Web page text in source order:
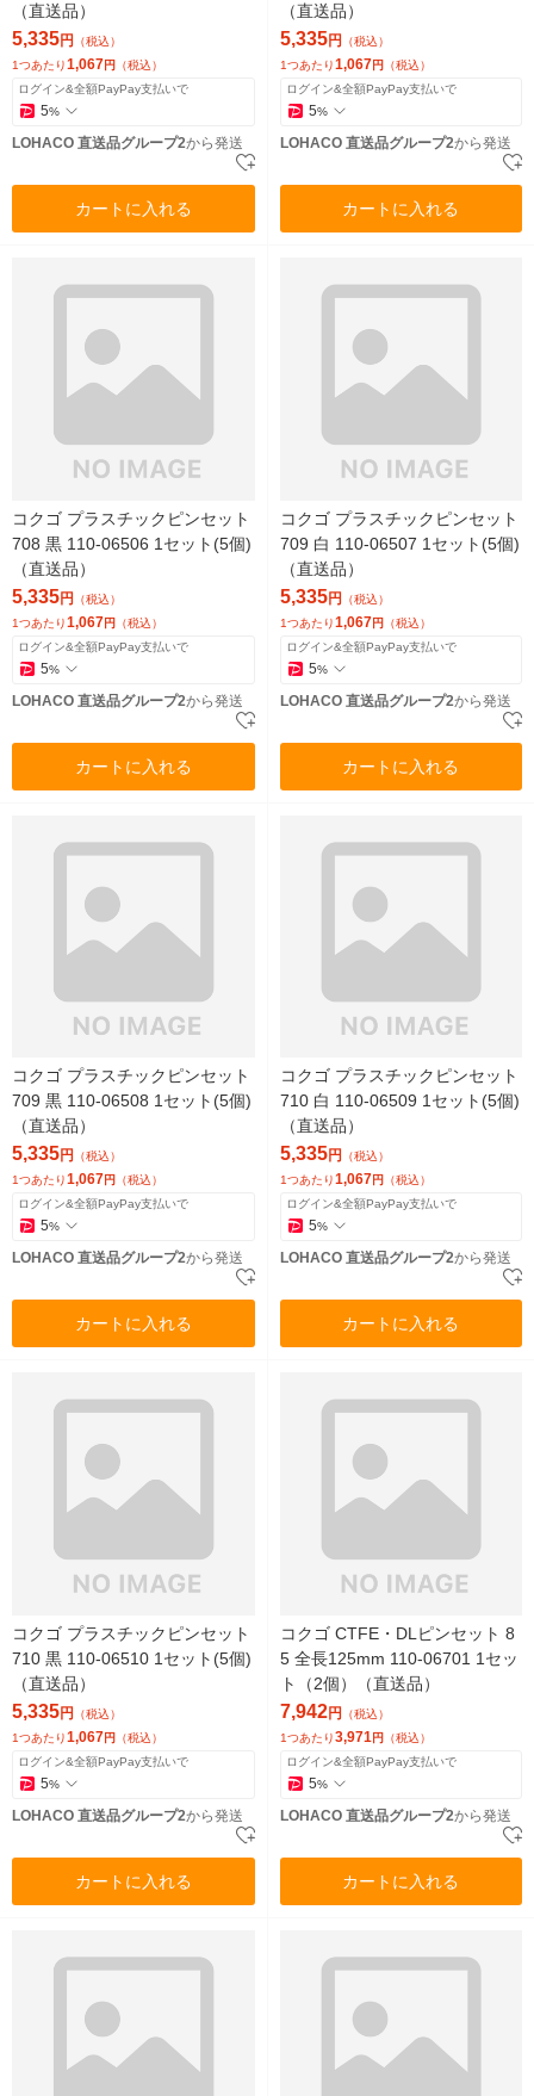
（直送品）
5,335円
（税込）
1つあたり1,067円 （税込）
ログイン&全額PayPay支払いで
5%
LOHACO 直送品グループ2から発送
カートに入れる
（直送品）
5,335円
（税込）
1つあたり1,067 円 （税込）
ログイン&全額PayPay支払いで
5%
LOHACO 直送品グループ2から発送
カートに入れる
コクゴ プラスチックピンセット
708 黒 110-06506 1セット(5個)
（直送品）
5,335円 （税込）
1つあたり1,067円 （税込）
ログイン&全額PayPay支払いで
5%
LOHACO 直送品グループ2から発送
カートに入れる
コクゴ プラスチックピンセット
709 白 110-06507 1セット(5個)
（直送品）
5,335円 （税込）
1つあたり1,067 円 （税込）
ログイン&全額PayPay支払いで
5%
LOHACO 直送品グループ2から発送
カートに入れる
コクゴ プラスチックピンセット
709 黒 110-06508 1セット(5個)
（直送品）
5,335円
（税込）
1つあたり1,067円 （税込）
ログイン&全額PayPay支払いで
5%
LOHACO 直送品グループ2から発送
カートに入れる
コクゴ プラスチックピンセット
710 白 110-06509 1セット(5個)
（直送品）
5,335円
（税込）
1つあたり1,067 円 （税込）
ログイン&全額PayPay支払いで
5%
LOHACO 直送品グループ2から発送
カートに入れる
コクゴ プラスチックピンセット
710 黒 110-06510 1セット(5個)
（直送品）
5,335円 （税込）
1つあたり1,067円 （税込）
ログイン&全額PayPay支払いで
5%
LOHACO 直送品グループ2から発送
カートに入れる
コクゴ CTFE・DLピンセット 8
5 全長125mm 110-06701 1セッ
ト（2個）（直送品）
7,942円 （税込）
1つあたり3,971 円 （税込）
ログイン&全額PayPay支払いで
5%
LOHACO 直送品グループ2から発送
カートに入れる